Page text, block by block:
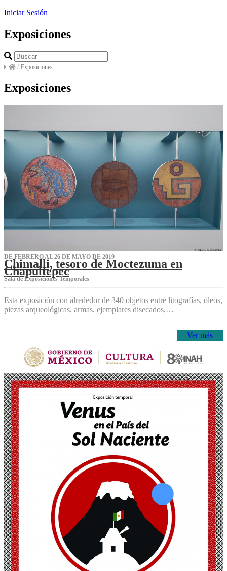
Iniciar Sesión
Exposiciones
/ Exposiciones
Exposiciones
DE FEBRERO AL 26 DE MAYO DE 2019
Chimalli, tesoro de Moctezuma en
Chapultepec
Sala de Exposiciones Temporales
Esta exposición con alrededor de 340 objetos entre litografías, óleos,
piezas arqueológicas, armas, ejemplares disecados,…
Ver más